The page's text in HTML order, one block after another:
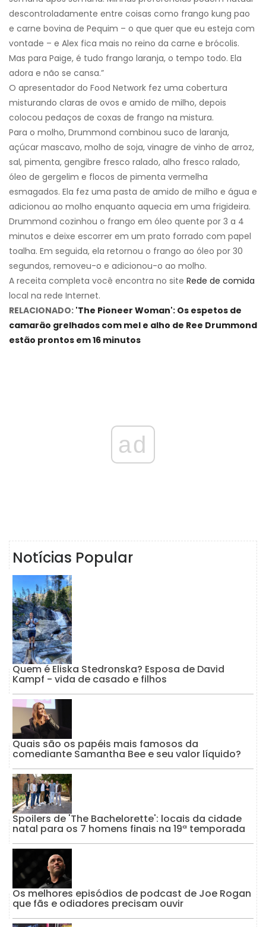
descontroladamente entre coisas como frango kung pao
e carne bovina de Pequim – o que quer que eu esteja com
vontade – e Alex fica mais no reino da carne e brócolis.
Mas para Paige, é tudo frango laranja, o tempo todo. Ela
adora e não se cansa.”
O apresentador do Food Network fez uma cobertura
misturando claras de ovos e amido de milho, depois
colocou pedaços de coxas de frango na mistura.
Para o molho, Drummond combinou suco de laranja,
açúcar mascavo, molho de soja, vinagre de vinho de arroz,
sal, pimenta, gengibre fresco ralado, alho fresco ralado,
óleo de gergelim e flocos de pimenta vermelha
esmagados. Ela fez uma pasta de amido de milho e água e
adicionou ao molho enquanto aquecia em uma frigideira.
Drummond cozinhou o frango em óleo quente por 3 a 4
minutos e deixe escorrer em um prato forrado com papel
toalha. Em seguida, ela retornou o frango ao óleo por 30
segundos, removeu-o e adicionou-o ao molho.
A receita completa você encontra no site Rede de comida
local na rede Internet.
RELACIONADO: 'The Pioneer Woman': Os espetos de
camarão grelhados com mel e alho de Ree Drummond
estão prontos em 16 minutos
ad
Notícias Popular
Quem é Eliska Stedronska? Esposa de David
Kampf - vida de casado e filhos
Quais são os papéis mais famosos da
comediante Samantha Bee e seu valor líquido?
Spoilers de 'The Bachelorette': locais da cidade
natal para os 7 homens finais na 19ª temporada
Os melhores episódios de podcast de Joe Rogan
que fãs e odiadores precisam ouvir